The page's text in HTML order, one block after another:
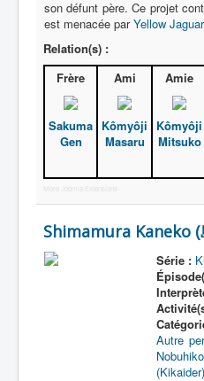
son défunt père. Ce projet
est menacée parYellow Jaguar
Relation(s) :
Frère
Sakuma
Gen
Ami
Kômyôji
Masaru
Amie
Kômyôji
Mitsuko
More Joomla Extensions
Shimamura Kaneko (
Série :
Autre
(Kikaider)